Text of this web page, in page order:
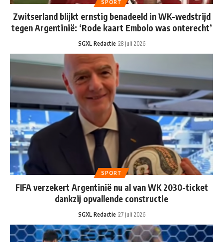
SPORT
Zwitserland blijkt ernstig benadeeld in WK-wedstrijd
tegen Argentinië: ‘Rode kaart Embolo was onterecht’
SGXL Redactie 28 juli 2026
SPORT
FIFA verzekert Argentinië nu al van WK 2030-ticket
dankzij opvallende constructie
SGXL Redactie 27 juli 2026